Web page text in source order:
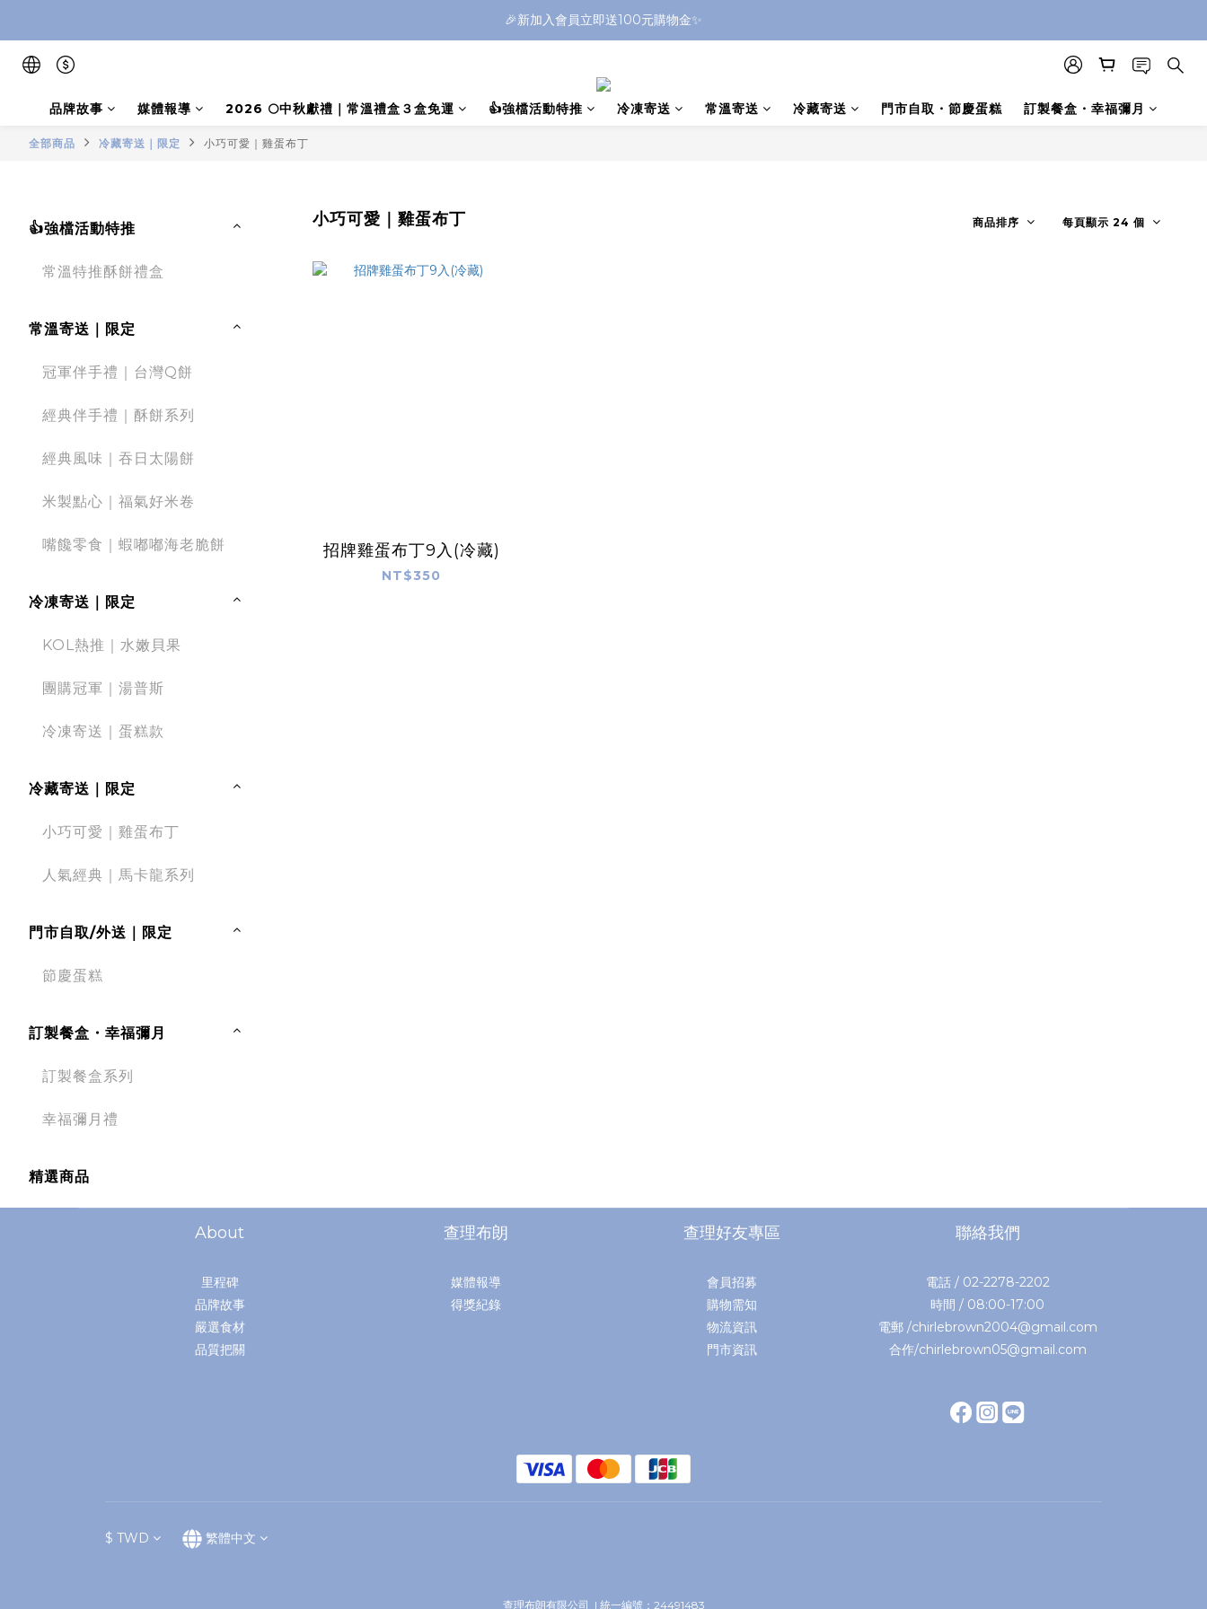
🎉新加入會員立即送100元購物金✨
品牌故事 媒體報導 2026 🌕中秋獻禮｜常溫禮盒３盒免運 👍強檔活動特推 冷凍寄送 常溫寄送 冷藏寄送 門市自取・節慶蛋糕 訂製餐盒・幸福彌月
全部商品 冷藏寄送｜限定 小巧可愛｜雞蛋布丁
👍強檔活動特推
常溫特推酥餅禮盒
常溫寄送｜限定
冠軍伴手禮｜台灣Q餅
經典伴手禮｜酥餅系列
經典風味｜吞日太陽餅
米製點心｜福氣好米卷
嘴饞零食｜蝦嘟嘟海老脆餅
冷凍寄送｜限定
KOL熱推｜水嫩貝果
團購冠軍｜湯普斯
冷凍寄送｜蛋糕款
冷藏寄送｜限定
小巧可愛｜雞蛋布丁
人氣經典｜馬卡龍系列
門市自取/外送｜限定
節慶蛋糕
訂製餐盒・幸福彌月
訂製餐盒系列
幸福彌月禮
精選商品
小巧可愛｜雞蛋布丁 商品排序 每頁顯示 24 個
招牌雞蛋布丁9入(冷藏)
NT$350
About
里程碑
品牌故事
嚴選食材
品質把關
查理布朗
媒體報導
得獎紀錄
查理好友專區
會員招募
購物需知
物流資訊
門市資訊
聯絡我們
電話 / 02-2278-2202
時間 / 08:00-17:00
電郵 /chirlebrown2004@gmail.com
合作/chirlebrown05@gmail.com
$ TWD 繁體中文
查理布朗有限公司 | 統一編號：24491483